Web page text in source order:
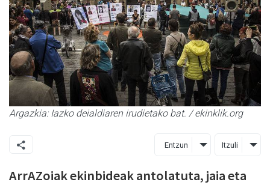
Argazkia: Iazko deialdiaren irudietako bat. / ekinklik.org
Entzun Itzuli
ArrAZoiak ekinbideak antolatuta, jaia eta